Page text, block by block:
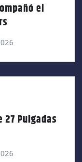
el
Pulgadas